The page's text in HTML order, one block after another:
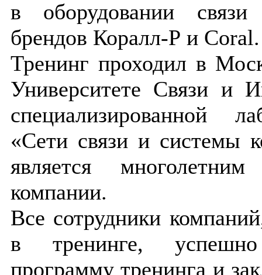
в оборудовании
брендов Коралл-Р и Coral.
Тренинг проходил в
Университете Связи и
специализированной
«Сети связи и системы
является
компании.
Все сотрудники
в тренинге,
программу тренинга и